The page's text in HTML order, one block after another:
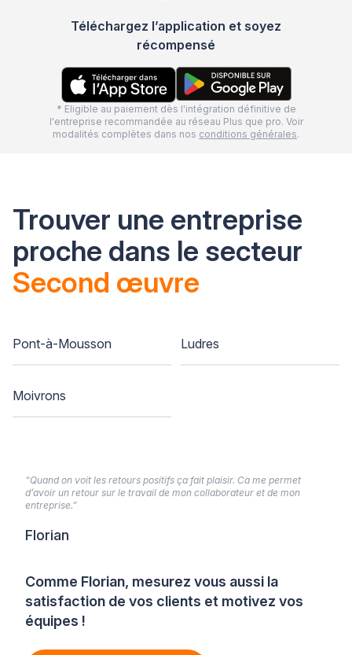
Téléchargez l’application et soyez
récompensé
* Eligible au paiement dès l'intégration définitive de
l'entreprise recommandée au réseau Plus que pro. Voir
modalités complètes dans nos conditions générales.
Trouver une entreprise
proche dans le secteur
Second œuvre
Pont-à-Mousson Ludres
Moivrons
Comme Florian, mesurez vous aussi la
satisfaction de vos clients et motivez vos
équipes !
“Quand on voit les retours positifs ça fait plaisir. Ca me permet
d’avoir un retour sur le travail de mon collaborateur et de mon
entreprise.”
Florian